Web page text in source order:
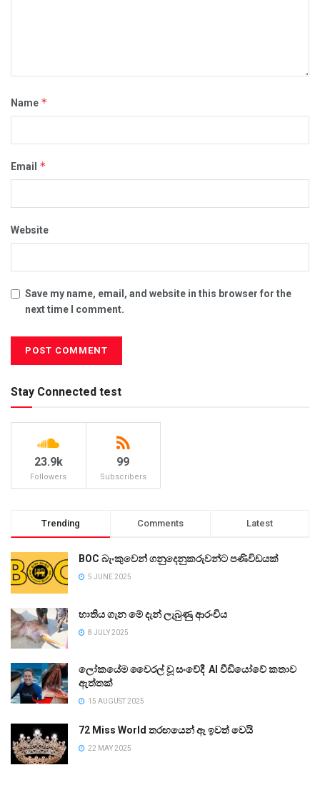
Name *
Email *
Website
Save my name, email, and website in this browser for the
next time I comment.
Stay Connected test
23.9k
Followers
99
Subscribers
Trending Comments Latest
BOC බැංකුවෙන් ගනුදෙනුකරුවන්ට පණිවිඩයක්
5 JUNE 2025
භාතිය ගැන මේ දැන් ලැබුණු ආරංචිය
8 JULY 2025
ලෝකයේම වෛරල් වූ සංවේදී AI වීඩියෝවේ කතාව
ඇත්තක්
15 AUGUST 2025
72 Miss World තරඟයෙන් ඈ ඉවත් වෙයි
22 MAY 2025